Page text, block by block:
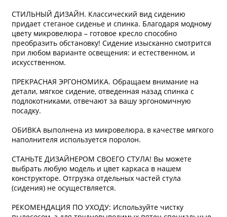
СТИЛЬНЫЙ ДИЗАЙН. Классический вид сидению
придает стеганое сиденье и спинка. Благодаря модному
цвету микровелюра – готовое кресло способно
преобразить обстановку! Сидение изысканно смотрится
при любом варианте освещения: и естественном, и
искусственном.
ПРЕКРАСНАЯ ЭРГОНОМИКА. Обращаем внимание на
детали, мягкое сидение, отведенная назад спинка с
подлокотниками, отвечают за вашу эргономичную
посадку.
ОБИВКА выполнена из микровелюра, в качестве мягкого
наполнителя используется поролон.
СТАНЬТЕ ДИЗАЙНЕРОМ СВОЕГО СТУЛА! Вы можете
выбрать любую модель и цвет каркаса в нашем
конструкторе. Отгрузка отдельных частей стула
(сидения) не осуществляется.
РЕКОМЕНДАЦИЯ ПО УХОДУ: Используйте чистку